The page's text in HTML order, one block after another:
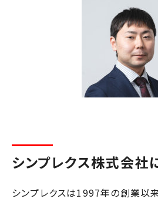
シンプレクス株式会社
シンプレクスは1997年の創業以